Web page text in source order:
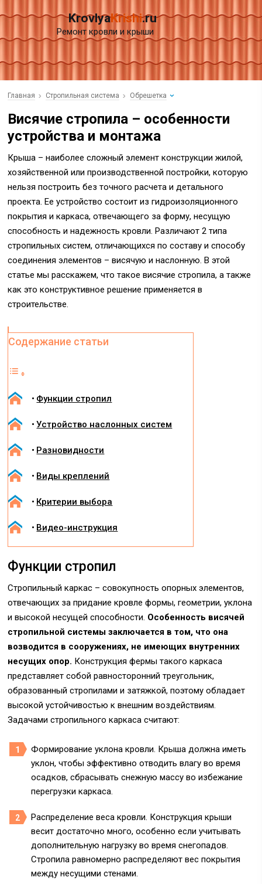
KrovlyaKrishi.ru
Ремонт кровли и крыши
Главная Стропильная система Обрешетка
Висячие стропила – особенности
устройства и монтажа
Крыша – наиболее сложный элемент конструкции жилой,
хозяйственной или производственной постройки, которую
нельзя построить без точного расчета и детального
проекта. Ее устройство состоит из гидроизоляционного
покрытия и каркаса, отвечающего за форму, несущую
способность и надежность кровли. Различают 2 типа
стропильных систем, отличающихся по составу и способу
соединения элементов – висячую и наслонную. В этой
статье мы расскажем, что такое висячие стропила, а также
как это конструктивное решение применяется в
строительстве.
Содержание статьи
Функции стропил
Устройство наслонных систем
Разновидности
Виды креплений
Критерии выбора
Видео-инструкция
Функции стропил
Стропильный каркас – совокупность опорных элементов,
отвечающих за придание кровле формы, геометрии, уклона
и высокой несущей способности. Особенность висячей
стропильной системы заключается в том, что она
возводится в сооружениях, не имеющих внутренних
несущих опор. Конструкция фермы такого каркаса
представляет собой равносторонний треугольник,
образованный стропилами и затяжкой, поэтому обладает
высокой устойчивостью к внешним воздействиям.
Задачами стропильного каркаса считают:
Формирование уклона кровли. Крыша должна иметь
уклон, чтобы эффективно отводить влагу во время
осадков, сбрасывать снежную массу во избежание
перегрузки каркаса.
Распределение веса кровли. Конструкция крыши
весит достаточно много, особенно если учитывать
дополнительную нагрузку во время снегопадов.
Стропила равномерно распределяют вес покрытия
между несущими стенами.